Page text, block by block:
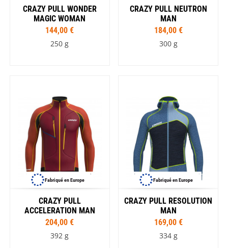
CRAZY PULL WONDER
MAGIC WOMAN
144,00 €
250 g
CRAZY PULL NEUTRON
MAN
184,00 €
300 g
Fabriqué en Europe
CRAZY PULL
ACCELERATION MAN
204,00 €
392 g
Fabriqué en Europe
CRAZY PULL RESOLUTION
MAN
169,00 €
334 g